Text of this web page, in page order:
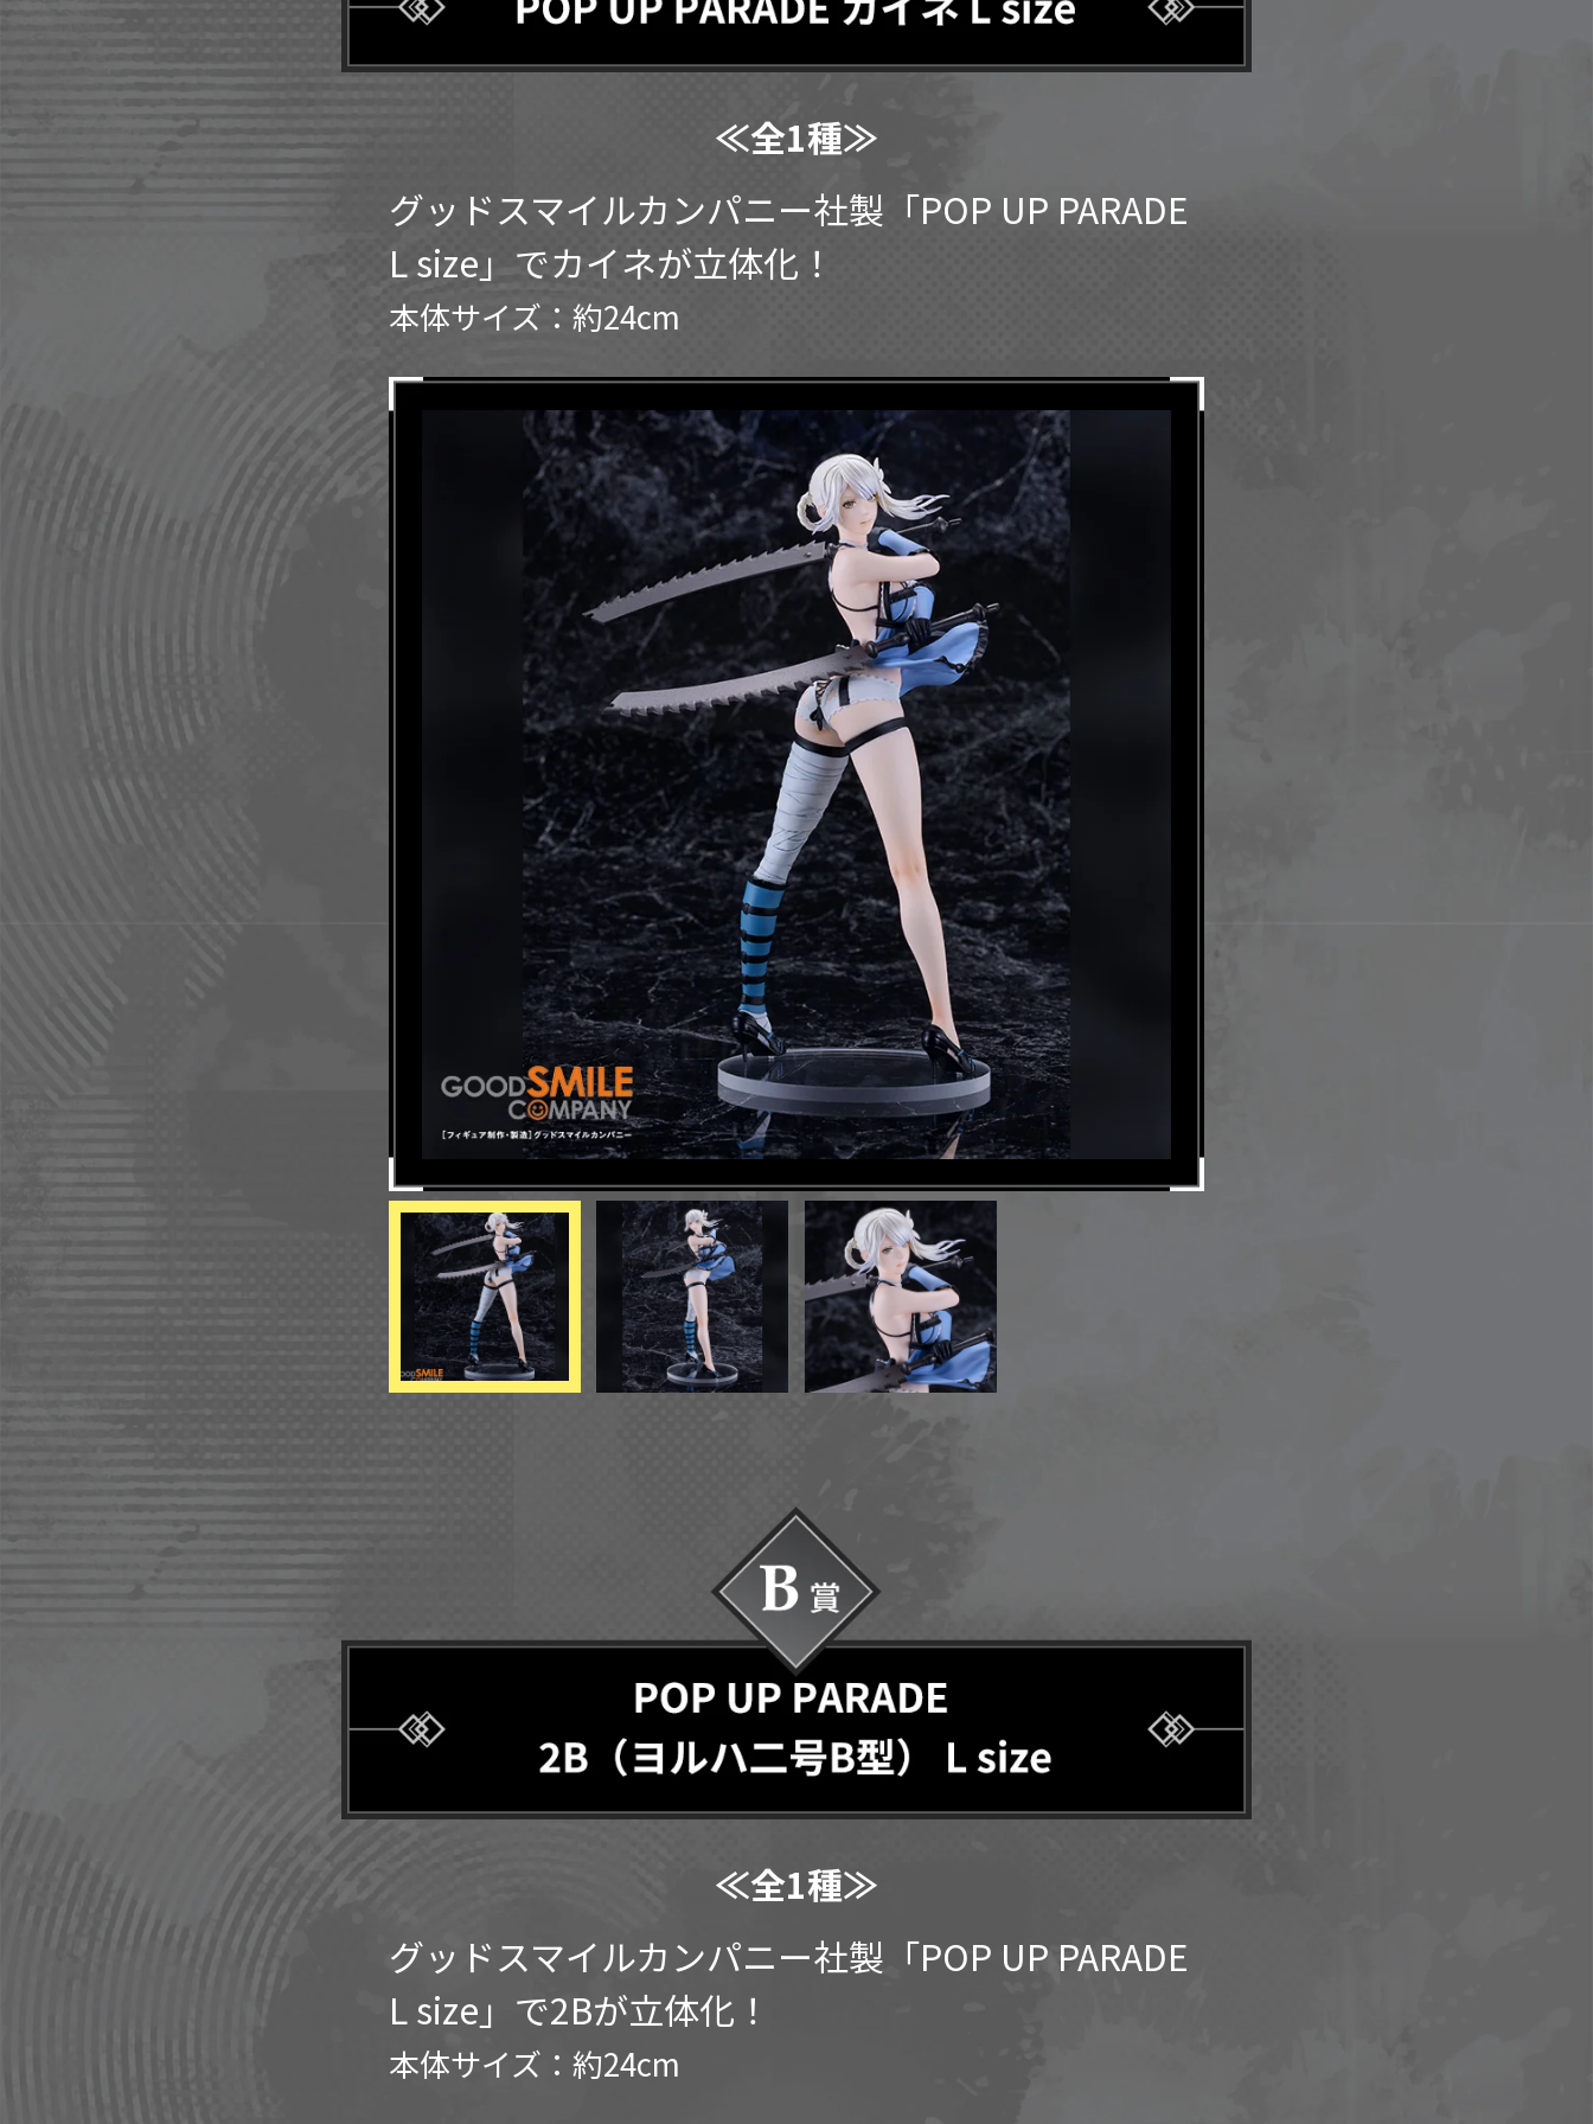
≪全1種≫
グッドスマイルカンパニー社製「POP UP PARADE
L size」でカイネが立体化！
本体サイズ：約24cm
≪全1種≫
グッドスマイルカンパニー社製「POP UP PARADE
L size」で2Bが立体化！
本体サイズ：約24cm